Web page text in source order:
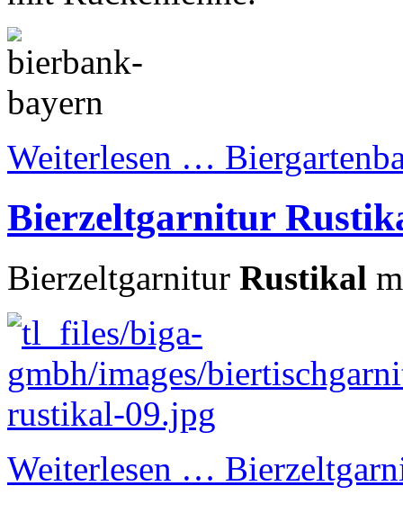
Weiterlesen …
Bierzeltgarnitur
Bierzeltgarnitur Rustikal
Weiterlesen …